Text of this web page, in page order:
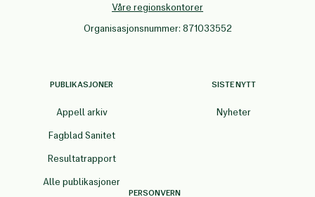
Våre regionskontorer
Organisasjonsnummer: 871033552
PUBLIKASJONER
Appell arkiv
Fagblad Sanitet
Resultatrapport
Alle publikasjoner
SISTE NYTT
Nyheter
PERSONVERN